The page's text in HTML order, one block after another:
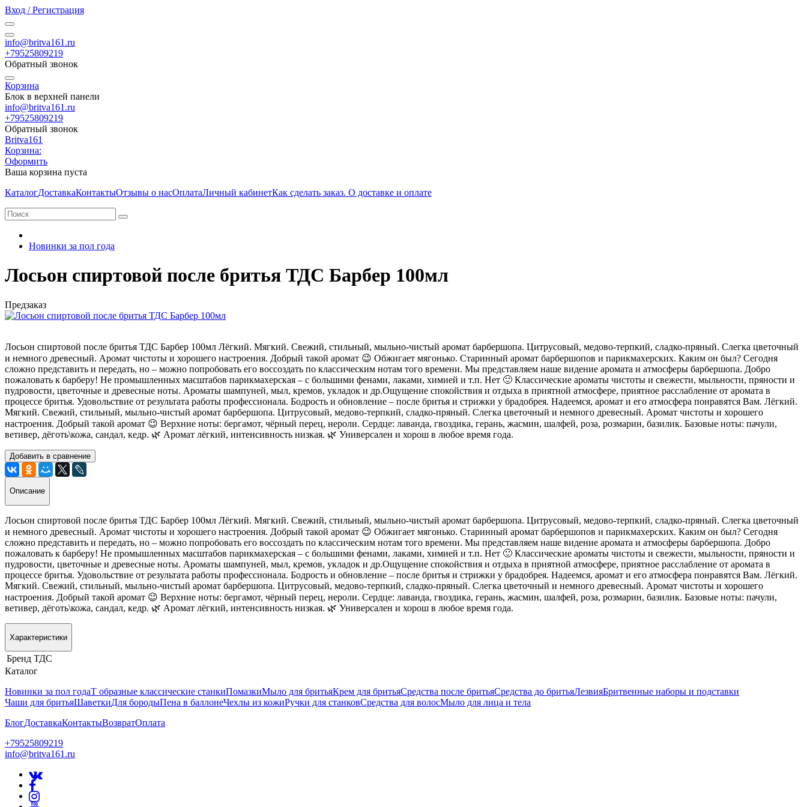
Вход / Регистрация
info@britva161.ru
+79525809219
Обратный звонок
Корзина
Блок в верхней панели
info@britva161.ru
+79525809219
Обратный звонок
Britva161
Корзина:
Оформить
Ваша корзина пуста
КаталогДоставкаКонтактыОтзывы о насОплатаЛичный кабинетКак сделать заказ. О доставке и оплате
Новинки за пол года
Лосьон спиртовой после бритья ТДС Барбер 100мл
Предзаказ
Лосьон спиртовой после бритья ТДС Барбер 100мл Лёгкий. Мягкий. Свежий, стильный, мыльно-чистый аромат барбершопа. Цитрусовый, медово-терпкий, сладко-пряный. Слегка цветочный
и немного древесный. Аромат чистоты и хорошего настроения. Добрый такой аромат 😉 Обжигает мягонько. Старинный аромат барбершопов и парикмахерских. Каким он был? Сегодня
сложно представить и передать, но – можно попробовать его воссоздать по классическим нотам того времени. Мы представляем наше видение аромата и атмосферы барбершопа. Добро
пожаловать к барберу! Не промышленных масштабов парикмахерская – с большими фенами, лаками, химией и т.п. Нет 🙂 Классические ароматы чистоты и свежести, мыльности, пряности и
пудровости, цветочные и древесные ноты. Ароматы шампуней, мыл, кремов, укладок и др.Ощущение спокойствия и отдыха в приятной атмосфере, приятное расслабление от аромата в
процессе бритья. Удовольствие от результата работы профессионала. Бодрость и обновление – после бритья и стрижки у брадобрея. Надеемся, аромат и его атмосфера понравятся Вам. Лёгкий.
Мягкий. Свежий, стильный, мыльно-чистый аромат барбершопа. Цитрусовый, медово-терпкий, сладко-пряный. Слегка цветочный и немного древесный. Аромат чистоты и хорошего
настроения. Добрый такой аромат 😉 Верхние ноты: бергамот, чёрный перец, нероли. Сердце: лаванда, гвоздика, герань, жасмин, шалфей, роза, розмарин, базилик. Базовые ноты: пачули,
ветивер, дёготь\кожа, сандал, кедр. 🌿 Аромат лёгкий, интенсивность низкая. 🌿 Универсален и хорош в любое время года.
Добавить в сравнение
Описание
Лосьон спиртовой после бритья ТДС Барбер 100мл Лёгкий. Мягкий. Свежий, стильный, мыльно-чистый аромат барбершопа. Цитрусовый, медово-терпкий, сладко-пряный. Слегка цветочный
и немного древесный. Аромат чистоты и хорошего настроения. Добрый такой аромат 😉 Обжигает мягонько. Старинный аромат барбершопов и парикмахерских. Каким он был? Сегодня
сложно представить и передать, но – можно попробовать его воссоздать по классическим нотам того времени. Мы представляем наше видение аромата и атмосферы барбершопа. Добро
пожаловать к барберу! Не промышленных масштабов парикмахерская – с большими фенами, лаками, химией и т.п. Нет 🙂 Классические ароматы чистоты и свежести, мыльности, пряности и
пудровости, цветочные и древесные ноты. Ароматы шампуней, мыл, кремов, укладок и др.Ощущение спокойствия и отдыха в приятной атмосфере, приятное расслабление от аромата в
процессе бритья. Удовольствие от результата работы профессионала. Бодрость и обновление – после бритья и стрижки у брадобрея. Надеемся, аромат и его атмосфера понравятся Вам. Лёгкий.
Мягкий. Свежий, стильный, мыльно-чистый аромат барбершопа. Цитрусовый, медово-терпкий, сладко-пряный. Слегка цветочный и немного древесный. Аромат чистоты и хорошего
настроения. Добрый такой аромат 😉 Верхние ноты: бергамот, чёрный перец, нероли. Сердце: лаванда, гвоздика, герань, жасмин, шалфей, роза, розмарин, базилик. Базовые ноты: пачули,
ветивер, дёготь\кожа, сандал, кедр. 🌿 Аромат лёгкий, интенсивность низкая. 🌿 Универсален и хорош в любое время года.
Характеристики
Бренд ТДС
Каталог
Новинки за пол годаТ образные классические станкиПомазкиМыло для бритьяКрем для бритьяСредства после бритьяСредства до бритьяЛезвияБритвенные наборы и подставки
Чаши для бритьяШаветкиДля бородыПена в баллонеЧехлы из кожиРучки для станковСредства для волосМыло для лица и тела
БлогДоставкаКонтактыВозвратОплата
+79525809219
info@britva161.ru